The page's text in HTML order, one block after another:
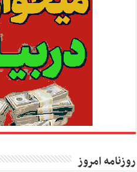
روزنامه امروز